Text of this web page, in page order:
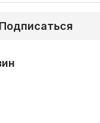
Подписаться